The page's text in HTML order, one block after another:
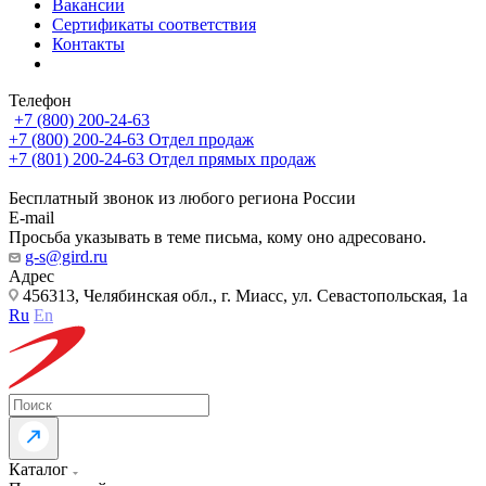
Вакансии
Сертификаты соответствия
Контакты
Телефон
+7 (800) 200-24-63
+7 (800) 200-24-63 Отдел продаж
+7 (801) 200-24-63 Отдел прямых продаж
Бесплатный звонок из любого региона России
E-mail
Просьба указывать в теме письма, кому оно адресовано.
g-s@gird.ru
Адрес
456313, Челябинская обл., г. Миасс, ул. Севастопольская, 1а
Ru En
Каталог